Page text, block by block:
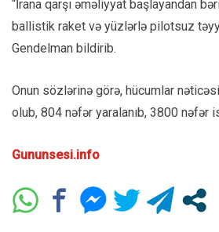
“İrana qarşı əməliyyat başlayandan
ballistik raket və yüzlərlə pilotsuz
Gendelman bildirib.
Onun sözlərinə görə, hücumlar
olub, 804 nəfər yaralanıb, 3800 nəfər
Gununsesi.info